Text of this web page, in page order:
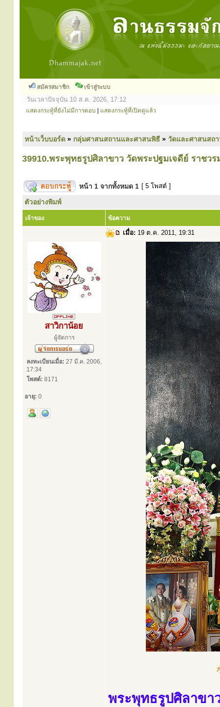
สมัครสมาชิก เข้าสู่ระบบ
วันเวลาปัจจุบัน 10 ส.ค. 2026, 17:12
แสดงกระทู้ที่ยังไม่มีการตอบ แสดงกระทู้ที่เปิดดูแล้ว
หน้าเว็บบอร์ด » กลุ่มศาสนสถานและศาสนพิธี » วัดและศาสนสถ
39910.พระพุทธรูปศิลาขาว วัดพระปฐมเจดีย์ ราชว
หน้า 1 จากทั้งหมด 1 [ 5 โพสต์ ]
ตัวอย่างพิมพ์
เจ้าของ ข้อความ
เมื่อ: 19 ต.ค. 2011, 19:31
สาวิกาน้อย
ผู้จัดการ
ลงทะเบียนเมื่อ: 27 มี.ค. 2006,
17:34
โพสต์: 8171
อายุ: 0
พระพุทธรูปศิลาขา